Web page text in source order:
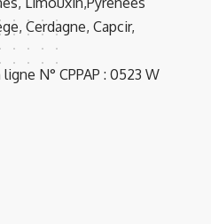
Cerdagne, Capcir,
N° CPPAP : 0523 W